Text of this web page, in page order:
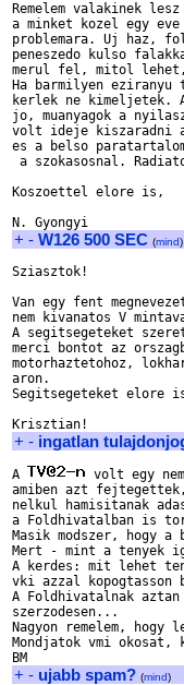
Remelem valakinek
a minket kozel egy
problemara. Uj haz,
peneszedo kulso
merul fel, mitol lehet,
Ha barmilyen eziranyu
kerlek ne kimeljetek.
jo, muanyagok a
volt ideje kiszaradni a
es a belso paratartalom
a szokasosnal.
Koszoettel elore is,
+ - W126 500 SEC (mind)
Sziasztok!
Van egy fent
nem kivanatos V
A segitsegeteket
merci bontot az
motorhaztetohoz,
aron.
Segitsegeteket elore
+ - ingatlan
A
volt egy
amiben azt
nelkul hamisitanak
a Foldhivatalban is
Masik modszer, hogy
Mert - mint a tenyek
A kerdes: mit lehet
vki azzal kopogtasson
A Foldhivatalnak
szerzodesen...
Nagyon remelem,
Mondjatok vmi
+ - ujabb spam? (mind)